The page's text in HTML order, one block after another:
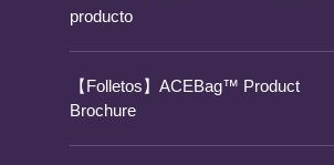
producto
【Folletos】ACEBag™ Product
Brochure